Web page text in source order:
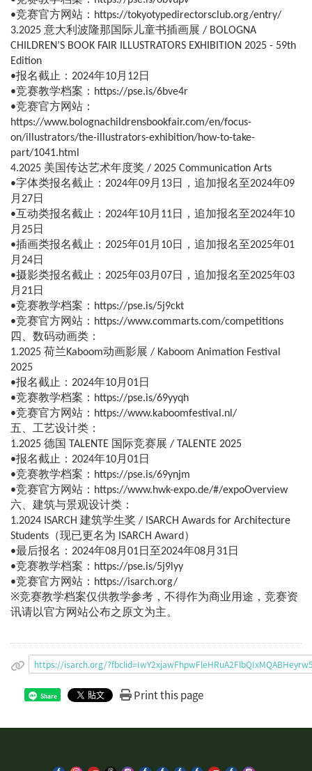
•竞赛官方网站：https://tokyotypedirectorsclub.org/entry/
3.2025 意大利波隆那国际儿童书插画展 / BOLOGNA
CHILDREN’S BOOK FAIR ILLUSTRATORS EXHIBITION 2025 - 59th
Edition
•报名截止：2024年10月12日
•竞赛教学档案：https://pse.is/6bve4r
•竞赛官方网站：
https://www.bolognachildrensbookfair.com/en/focus-
on/illustrators/the-illustrators-exhibition/how-to-take-
part/1041.html
4.2025 美国传达艺术年度奖 / 2025 Communication Arts
•字体类报名截止：2024年09月13日，追加报名至2024年09
月27日
•互动类报名截止：2024年10月11日，追加报名至2024年10
月25日
•插画类报名截止：2025年01月10日，追加报名至2025年01
月24日
•摄影类报名截止：2025年03月07日，追加报名至2025年03
月21日
•竞赛教学档案：https://pse.is/5j9ckt
•竞赛官方网站：https://www.commarts.com/competitions
四、数码动画类：
1.2025 荷兰Kaboom动画影展 / Kaboom Animation Festival
2025
•报名截止：2024年10月01日
•竞赛教学档案：https://pse.is/69yyqh
•竞赛官方网站：https://www.kaboomfestival.nl/
五、工艺设计类：
1.2025 德国 TALENTE 国际竞赛展 / TALENTE 2025
•报名截止：2024年10月01日
•竞赛教学档案：https://pse.is/69ynjm
•竞赛官方网站：https://www.hwk-expo.de/#/expoOverview
六、建筑与景观设计类：
1.2024 ISARCH 建筑学生奖 / ISARCH Awards for Architecture
Students（现已更名为 ISARCH Award）
•最后报名：2024年08月01日至2024年08月31日
•竞赛教学档案：https://pse.is/5j9lyy
•竞赛官方网站：https://isarch.org/
※竞赛教学档案仅供教学参考，不得作为商业用途，竞赛资
讯请以官方网站公布之原文为主。
https://isarch.org/
Share Print this page